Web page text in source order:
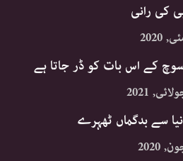
کی رانی
کے اس بات کو ڈر جاتا ہے
سے بدگماں ٹھہرے